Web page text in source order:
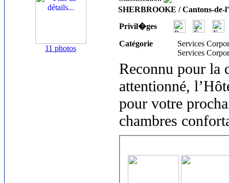
11 photos
SHERBROOKE / Cantons-de-
Privil�ges
Catégorie
Services
Services
Reconnu pour la
attentionné,
pour votre
chambres